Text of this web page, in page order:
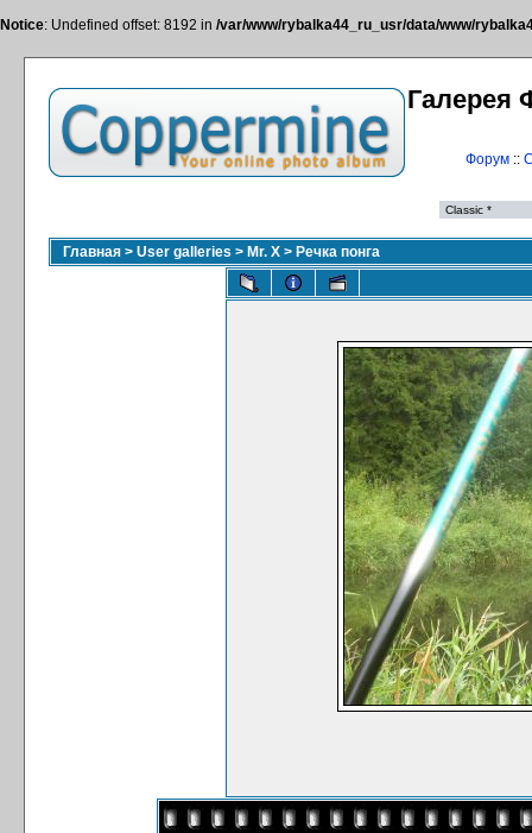
Notice: Undefined offset: 8192 in /var/www/rybalka44_ru_usr/data/www/
Галерея
Форум::
Главная > User galleries > Mr. X > Речка понга